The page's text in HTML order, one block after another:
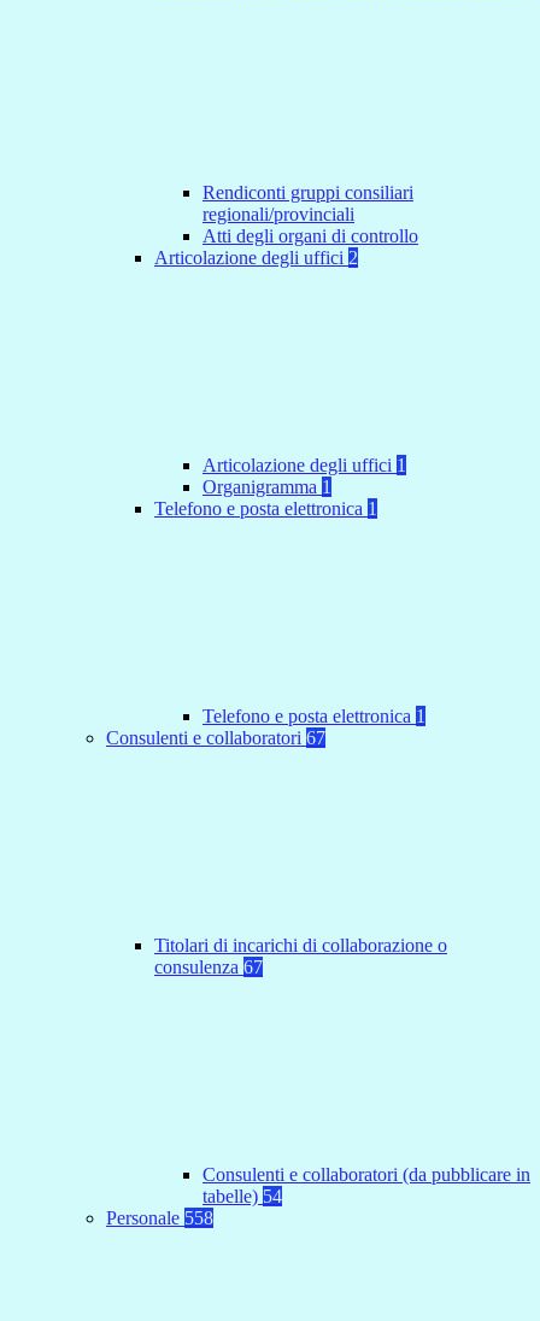
Rendiconti gruppi consiliari
regionali/provinciali
Atti degli organi di controllo
Articolazione degli uffici 2
Articolazione degli uffici 1
Organigramma 1
Telefono e posta elettronica 1
Telefono e posta elettronica 1
Consulenti e collaboratori 67
Titolari di incarichi di collaborazione o
consulenza 67
Consulenti e collaboratori (da pubblicare in
tabelle) 54
Personale 558